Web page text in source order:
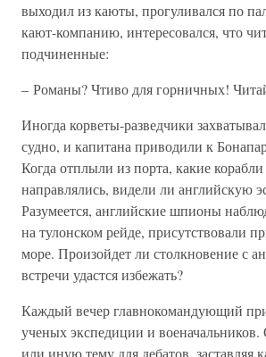
выходил из каюты, прогуливался по
кают-компанию, интересовался, что
подчиненные:
– Романы? Чтиво для горничных!
Иногда корветы-разведчики
судно, и капитана приводили к
Когда отплыли из порта, какие корабли
направлялись, видели ли английскую
Разумеется, английские шпионы
на тулонском рейде, присутствовали
море. Произойдет ли столкновение с
встречи удастся избежать?
Каждый вечер главнокомандующий
ученых экспедиции и военачальников.
или иную тему для дебатов, заставляя